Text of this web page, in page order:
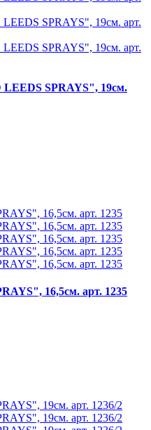
SPRAYS", 19см.
16,5см. арт. 1235